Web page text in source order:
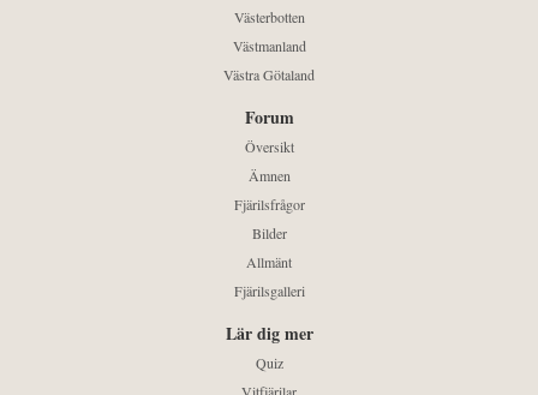
Västerbotten
Västmanland
Västra Götaland
Forum
Översikt
Ämnen
Fjärilsfrågor
Bilder
Allmänt
Fjärilsgalleri
Lär dig mer
Quiz